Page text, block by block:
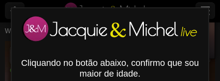
Webcams ao Vivo Fetichista Elizabethdupont
Online
Online
Cliquando no botão abaixo, confirmo que sou
maior de idade.